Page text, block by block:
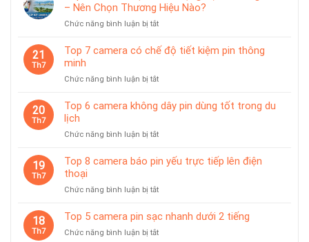
nước
IP65
pin
phù
giám
thời
– Nên Chọn Thương Hiệu Nào?
Chức năng bình luận bị tắtở
Camera
Được
Chuộng
Đà
Chọn
Hiệu
21
Th7
Top 7 camera có chế độ tiết kiệm pin thông
minh
Chức năng bình luận bị tắtở
camera
chế
tiết
20
Th7
Top 6 camera không dây pin dùng tốt trong du
lịch
Chức năng bình luận bị tắtở
6
camera
dây
dùng
19
Th7
Top 8 camera báo pin yếu trực tiếp lên điện
thoại
Chức năng bình luận bị tắtở
8
báo
18
Th7
Top 5 camera pin sạc nhanh dưới 2 tiếng
Chức năng bình luận bị tắtở